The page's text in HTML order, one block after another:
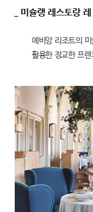
_ 미슐랭 레스토랑
에비앙 리조트의
활용한 정교한 프